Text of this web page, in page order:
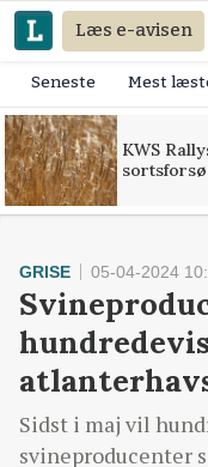
Læs e-avisen
Seneste Mest
KWS
GRISE 05-04-2024
Sidst i maj vil
svineproducenter